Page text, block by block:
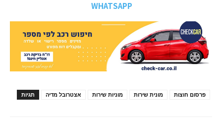
WHATSAPP
תגיות אצטרובל מדיה מוניות שירות מונית שירות פרסום חוצות